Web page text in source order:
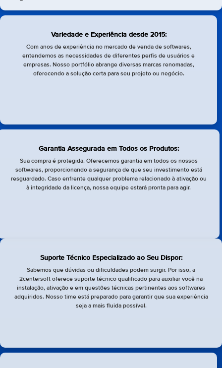
Variedade e Experiência desde 2015:
Com anos de experiência no mercado de venda de softwares,
entendemos as necessidades de diferentes perfis de usuários e
empresas. Nosso portfólio abrange diversas marcas renomadas,
oferecendo a solução certa para seu projeto ou negócio.
Garantia Assegurada em Todos os Produtos:
Sua compra é protegida. Oferecemos garantia em todos os nossos
softwares, proporcionando a segurança de que seu investimento está
resguardado. Caso enfrente qualquer problema relacionado à ativação ou
à integridade da licença, nossa equipe estará pronta para agir.
Suporte Técnico Especializado ao Seu Dispor:
Sabemos que dúvidas ou dificuldades podem surgir. Por isso, a
2centersoft oferece suporte técnico qualificado para auxiliar você na
instalação, ativação e em questões técnicas pertinentes aos softwares
adquiridos. Nosso time está preparado para garantir que sua experiência
seja a mais fluida possível.